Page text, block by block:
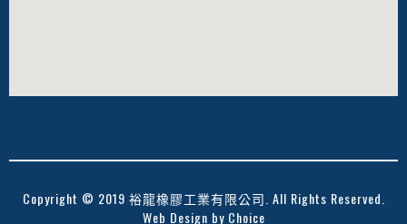
Copyright © 2019 裕龍橡膠工業有限公司. All Rights Reserved.
Web Design by Choice